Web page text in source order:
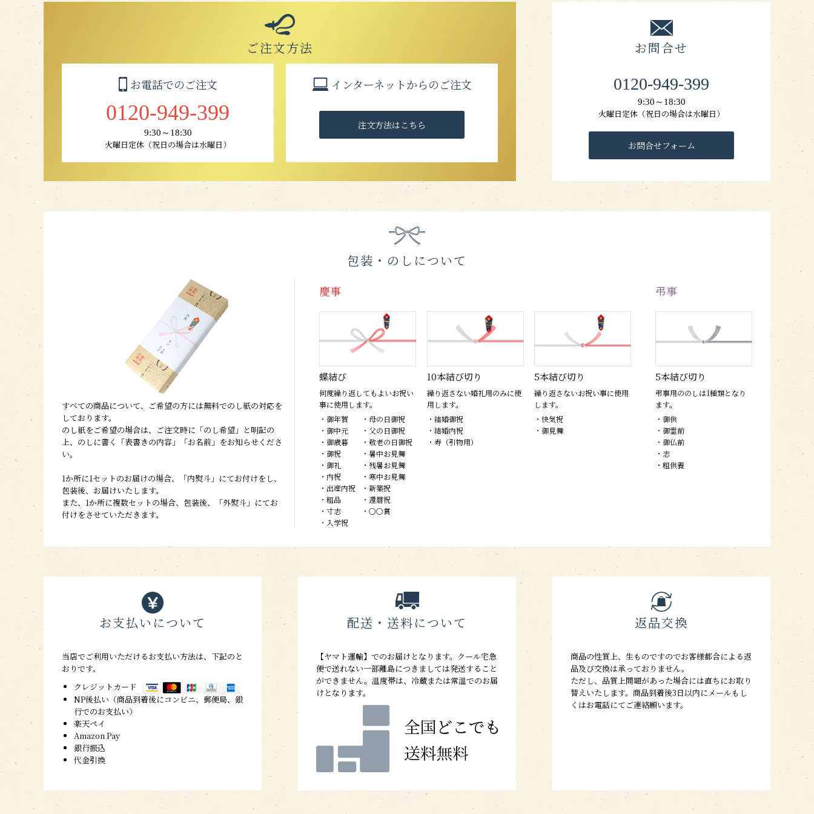
ご注文方法
お電話でのご注文
0120-949-399
9:30～18:30
火曜日定休（祝日の場合は水曜日）
インターネットからのご注文
注文方法はこちら
お問合せ
0120-949-399
9:30～18:30
火曜日定休（祝日の場合は水曜日）
お問合せフォーム
包装・のしについて
すべての商品について、ご希望の方には無料でのし紙の対応を
しております。
のし紙をご希望の場合は、ご注文時に「のし希望」と明記の
上、のしに書く「表書きの内容」「お名前」をお知らせくださ
い。
1か所に1セットのお届けの場合、「内熨斗」にてお付けをし、
包装後、お届けいたします。
また、1か所に複数セットの場合、包装後、「外熨斗」にてお
付けをさせていただきます。
慶事
蝶結び
何度繰り返してもよいお祝い
事に使用します。
・御年賀
・御中元
・御歳暮
・御祝
・御礼
・内祝
・出産内祝
・粗品
・寸志
・入学祝
・母の日御祝
・父の日御祝
・敬老の日御祝
・暑中お見舞
・残暑お見舞
・寒中お見舞
・新築祝
・還暦祝
・〇〇賞
10本結び切り
繰り返さない婚礼用のみに使
用します。
・結婚御祝
・結婚内祝
・寿（引物用）
5本結び切り
繰り返さないお祝い事に使用
します。
・快気祝
・御見舞
弔事
5本結び切り
弔事用ののしは1種類となり
ます。
・御供
・御霊前
・御仏前
・志
・粗供養
お支払いについて
当店でご利用いただけるお支払い方法は、下記のと
おりです。
クレジットカード
NP後払い（商品到着後にコンビニ、郵便局、銀
行でのお支払い）
楽天ペイ
Amazon Pay
銀行振込
代金引換
配送・送料について
【ヤマト運輸】でのお届けとなります。クール宅急
便で送れない一部離島につきましては発送すること
ができません。温度帯は、冷蔵または常温でのお届
けとなります。
返品交換
商品の性質上、生ものですのでお客様都合による返
品及び交換は承っておりません。
ただし、品質上問題があった場合には直ちにお取り
替えいたします。商品到着後3日以内にメールもし
くはお電話にてご連絡願います。